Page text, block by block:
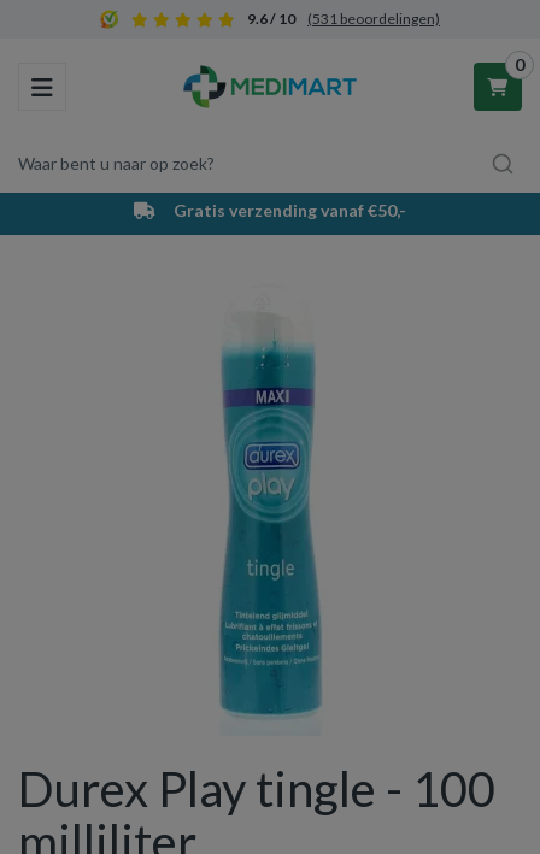
9.6 / 10 (531 beoordelingen)
Toggle navigation
Waar bent u naar op zoek?
0
Winkelwagen
Vul hem met producten.
Gratis verzending vanaf €50,-
Durex Play tingle - 100
milliliter